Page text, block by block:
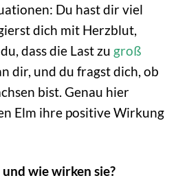
Du hast dir viel
dich mit Herzblut,
dass die Last zu groß
dir, und du fragst dich, ob
bist. Genau hier
Elm ihre positive Wirkung
wie wirken sie?